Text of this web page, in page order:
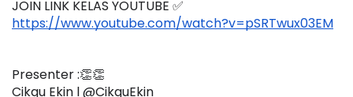
JOIN LINK KELAS YOUTUBE ✅
https://www.youtube.com/watch?v=pSRTwux03EM
Presenter :👏👏
Cikgu Ekin l @CikguEkin